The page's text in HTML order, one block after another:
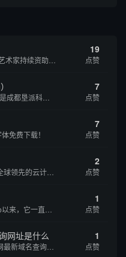
19
点赞
7
点赞
免费下载！
7
点赞
2
点赞
1
点赞
网址是什么 1
点赞